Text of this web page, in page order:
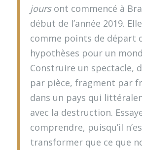
joursont commencé à
début de l’année 2019.
comme points de départ
hypothèses pour un
Construire un spectacle,
par pièce, fragment par
dans un pays qui
avec la destruction.
comprendre, puisqu’il
transformer que ce que